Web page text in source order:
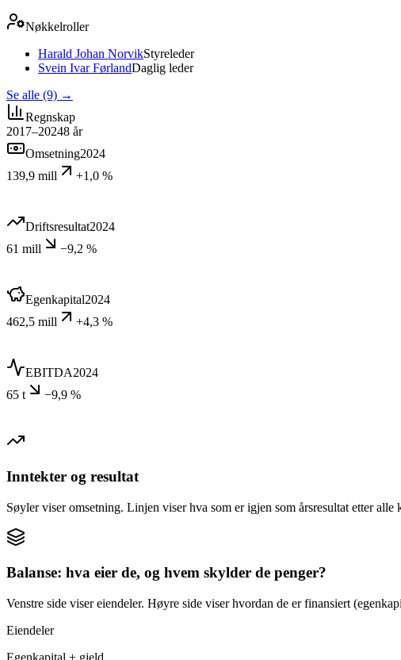
Nøkkelroller
Harald Johan NorvikStyreleder
Svein Ivar FørlandDaglig leder
Se alle (9) →
Regnskap
2017–20248 år
Omsetning2024
139,9 mill
+1,0 %
Driftsresultat2024
61 mill
−9,2 %
Egenkapital2024
462,5 mill
+4,3 %
EBITDA2024
65 t
−9,9 %
Inntekter og resultat
Søyler viser omsetning. Linjen viser hva som er igjen som årsresultat etter alle
Balanse: hva eier de, og hvem skylder de penger?
Venstre side viser eiendeler. Høyre side viser hvordan de er finansiert
Eiendeler